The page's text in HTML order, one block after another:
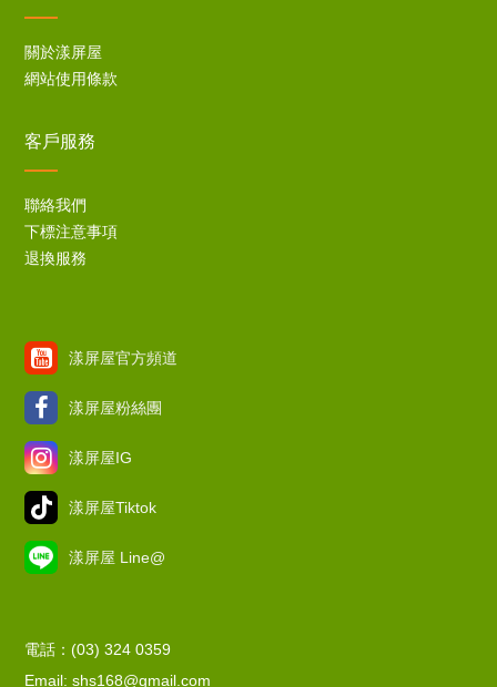
關於漾屏屋
網站使用條款
客戶服務
聯絡我們
下標注意事項
退換服務
漾屏屋官方頻道
漾屏屋粉絲團
漾屏屋IG
漾屏屋Tiktok
漾屏屋 Line@
電話：(03) 324 0359
Email: shs168@gmail.com